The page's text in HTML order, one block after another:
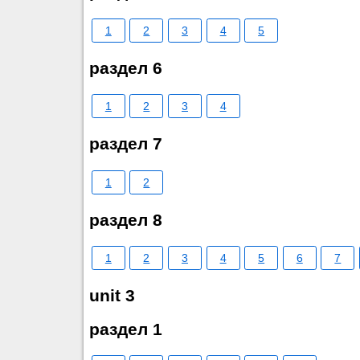
1 2 3 4 5
раздел 6
1 2 3 4
раздел 7
1 2
раздел 8
1 2 3 4 5 6 7
unit 3
раздел 1